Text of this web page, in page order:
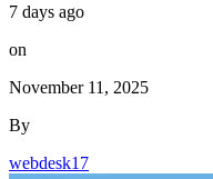
webdesk17